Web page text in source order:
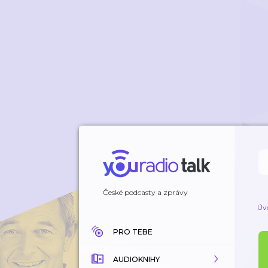
České podcasty a zprávy
PRO TEBE
AUDIOKNIHY